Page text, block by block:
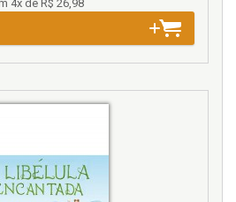
Exercício do mandado
p. 57
da missão constitucional das
da Lei e da Ordem" e sua
4x de R$ 26,98